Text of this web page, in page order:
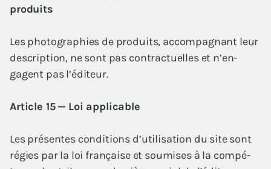
produits
Les pho­to­gra­phies de pro­duits, accom­pa­gnant leur
des­crip­tion, ne sont pas contrac­tuelles et n’en­
gagent pas l’éditeur.
Article 15— Loi applicable
Les pré­sentes condi­tions d’u­ti­li­sa­tion du site sont
régies par la loi fran­çaise et sou­mises à la com­pé­